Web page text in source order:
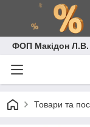
ФОП Макідон Л.В.
Товари та